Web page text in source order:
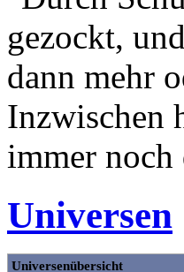
gezockt,
dann mehr
Inzwischen
immer noch
Universen
Universenübersicht